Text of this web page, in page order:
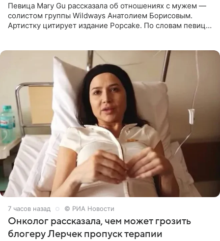
Певица Mary Gu рассказала об отношениях с мужем —
солистом группы Wildways Анатолием Борисовым.
Артистку цитирует издание Popcake. По словам певицы,
7 часов назад © РИА Новости
Онколог рассказала, чем может грозить
блогеру Лерчек пропуск терапии